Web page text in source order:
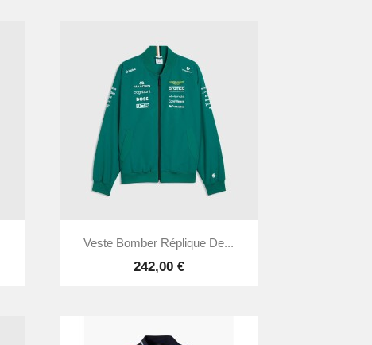
Aperçu rapide
Veste Bomber Réplique De...
242,00 €